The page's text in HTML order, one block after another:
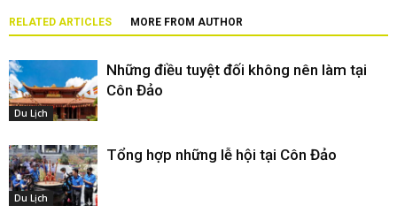
RELATED ARTICLES MORE FROM AUTHOR
Du Lịch
Những điều tuyệt đối không nên làm tại
Côn Đảo
Du Lịch
Tổng hợp những lễ hội tại Côn Đảo